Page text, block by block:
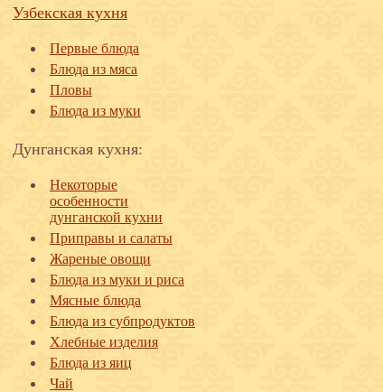
Узбекская кухня
Первые блюда
Блюда из мяса
Пловы
Блюда из муки
Дунганская кухня:
Некоторые
особенности
дунганской кухни
Приправы и салаты
Жареные овощи
Блюда из муки и риса
Мясные блюда
Блюда из субпродуктов
Хлебные изделия
Блюда из яиц
Чай